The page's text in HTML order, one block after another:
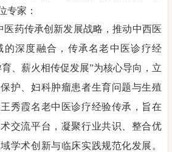
专家：
医药传承创新发展战略，推动中西医
的深度融合，传承名老中医诊疗经
、薪火相传促发展”为核心导向，立
护、妇科肿瘤患者生育问题与生殖
秀霞名老中医诊疗经验传承，旨在
交流平台，凝聚行业共识、整合优
学术创新与临床实践规范化发展。